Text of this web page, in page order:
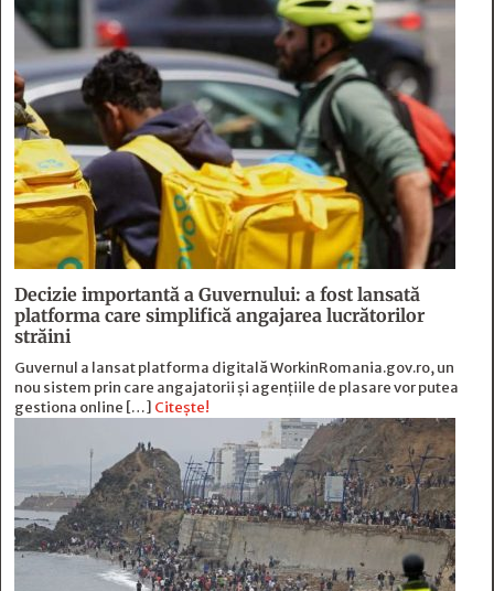
Decizie importantă a Guvernului: a fost lansată
platforma care simplifică angajarea lucrătorilor
străini
Guvernul a lansat platforma digitală WorkinRomania.gov.ro, un
nou sistem prin care angajatorii și agențiile de plasare vor putea
gestiona online […] Citește!